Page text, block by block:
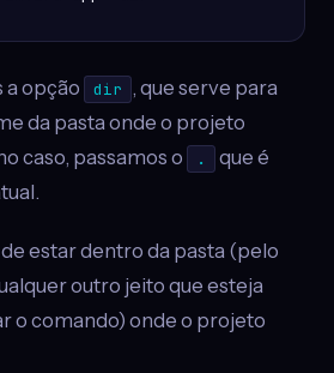
a opção dir , que serve para
da pasta onde o projeto
caso, passamos o
.
que é
estar dentro da pasta (pelo
outro jeito que esteja
o comando) onde o projeto